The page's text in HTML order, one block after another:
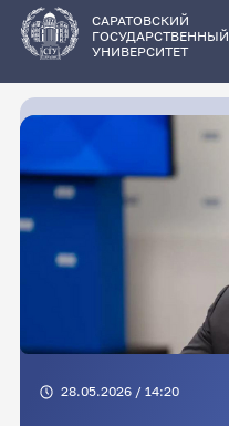
основному
содержанию
САРАТОВСКИЙ
ГОСУДАРСТВЕННЫЙ
УНИВЕРСИТЕТ
28.05.2026 / 14:20